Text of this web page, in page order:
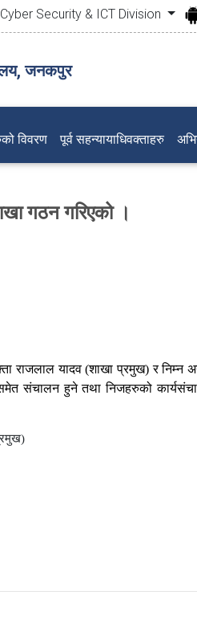
Cyber Security & ICT Division
जनकपुर
विवरण पूर्व सहन्यायाधिवक्ताहरु
गठन गरिएको ।
राजलाल यादव (शाखा प्रमुख) र निम्न
संचालन हुने तथा निजहरुको